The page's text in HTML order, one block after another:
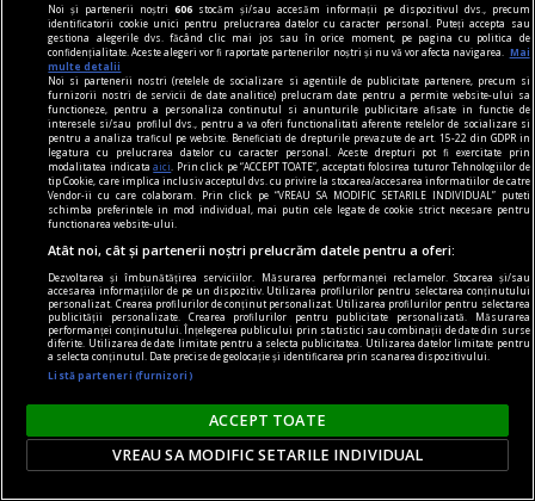
nici așa, nici altminteri
Cum trebuie să fie un președinte
Nu cred în nici o campanie electorală construită
pe negativitate, pe agresiune, pe obsesii strict
individuale.
Andrei PLEŞU
Noi și partenerii noștri606 stocăm și/sau accesăm informații pe dispozitivul dvs., precum
identificatorii cookie unici pentru prelucrarea datelor cu caracter personal. Puteți accepta sau
gestiona alegerile dvs. făcând clic mai jos sau în orice moment, pe pagina cu politica de
confidențialitate. Aceste alegeri vor fi raportate partenerilor noștri și nu vă vor afecta navigarea.
Mai
multe detalii
Noi si partenerii nostri (retelele de socializare si agentiile de publicitate partenere, precum si
furnizorii nostri de servicii de date analitice) prelucram date pentru a permite website-ului sa
functioneze, pentru a personaliza continutul si anunturile publicitare afisate in functie de
interesele si/sau profilul dvs., pentru a va oferi functionalitati aferente retelelor de socializare si
pentru a analiza traficul pe website. Beneficiati de drepturile prevazute de art. 15-22 din GDPR in
legatura cu prelucrarea datelor cu caracter personal. Aceste drepturi pot fi exercitate prin
modalitatea indicataaici
. Prin click pe “ACCEPT TOATE”, acceptati folosirea tuturor Tehnologiilor de
tip Cookie, care implica inclusiv acceptul dvs. cu privire la stocarea/accesarea informatiilor de catre
Vendor-ii cu care colaboram. Prin click pe “VREAU SA MODIFIC SETARILE INDIVIDUAL” puteti
schimba preferintele in mod individual, mai putin cele legate de cookie strict necesare pentru
functionarea website-ului.
Atât noi, cât și partenerii noștri prelucrăm datele pentru a oferi:
Dezvoltarea și îmbunătățirea serviciilor. Măsurarea performanței reclamelor. Stocarea și/sau
accesarea informațiilor de pe un dispozitiv. Utilizarea profilurilor pentru selectarea conținutului
personalizat. Crearea profilurilor de conținut personalizat. Utilizarea profilurilor pentru selectarea
publicității personalizate. Crearea profilurilor pentru publicitate personalizată. Măsurarea
performanței conținutului. Înțelegerea publicului prin statistici sau combinații de date din surse
diferite. Utilizarea de date limitate pentru a selecta publicitatea. Utilizarea datelor limitate pentru
a selecta conținutul. Date precise de geolocație și identificarea prin scanarea dispozitivului.
Listă parteneri (furnizori)
ACCEPT TOATE
VREAU SA MODIFIC SETARILE INDIVIDUAL